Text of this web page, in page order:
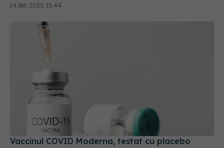
14 dec 2023, 15:44
Vaccinul COVID Moderna, testat cu placebo